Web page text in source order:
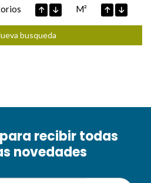
M²
busqueda
recibir todas
novedades